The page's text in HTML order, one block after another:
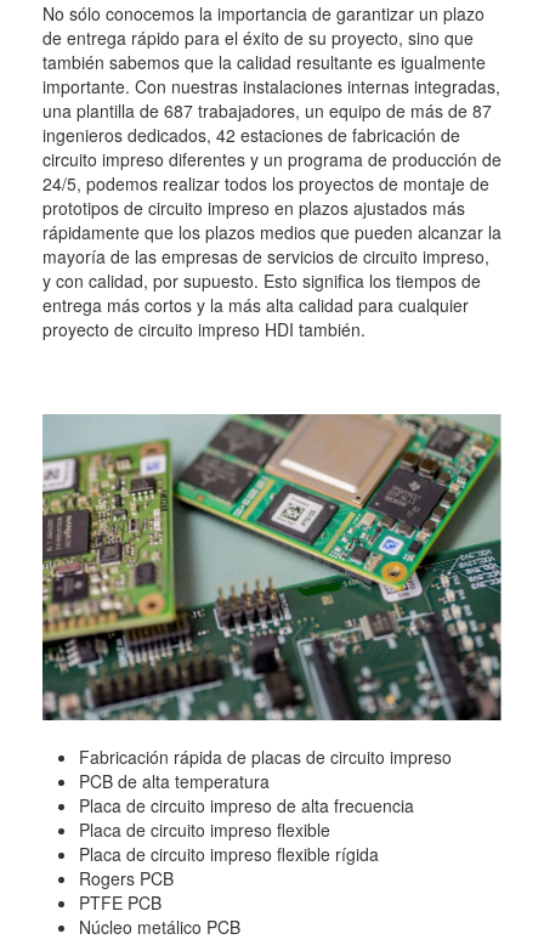
No sólo conocemos la importancia de garantizar un plazo
de entrega rápido para el éxito de su proyecto, sino que
también sabemos que la calidad resultante es igualmente
importante. Con nuestras instalaciones internas integradas,
una plantilla de 687 trabajadores, un equipo de más de 87
ingenieros dedicados, 42 estaciones de fabricación de
circuito impreso diferentes y un programa de producción de
24/5, podemos realizar todos los proyectos de montaje de
prototipos de circuito impreso en plazos ajustados más
rápidamente que los plazos medios que pueden alcanzar la
mayoría de las empresas de servicios de circuito impreso,
y con calidad, por supuesto. Esto significa los tiempos de
entrega más cortos y la más alta calidad para cualquier
proyecto de circuito impreso HDI también.
Fabricación rápida de placas de circuito impreso
PCB de alta temperatura
Placa de circuito impreso de alta frecuencia
Placa de circuito impreso flexible
Placa de circuito impreso flexible rígida
Rogers PCB
PTFE PCB
Núcleo metálico PCB